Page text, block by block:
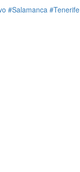
#Salamanca #Tenerife